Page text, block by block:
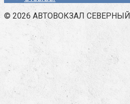
© 2026 АВТОВОКЗАЛ СЕВЕРНЫЙ